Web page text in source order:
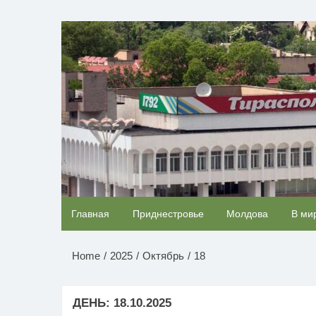
содержимомуНОВОСТИ
Главная Приднестровье Молдова В
Home 2025 Октябрь 18
ДЕНЬ: 18.10.2025
Ржу не переставая, это видео пересмотришь